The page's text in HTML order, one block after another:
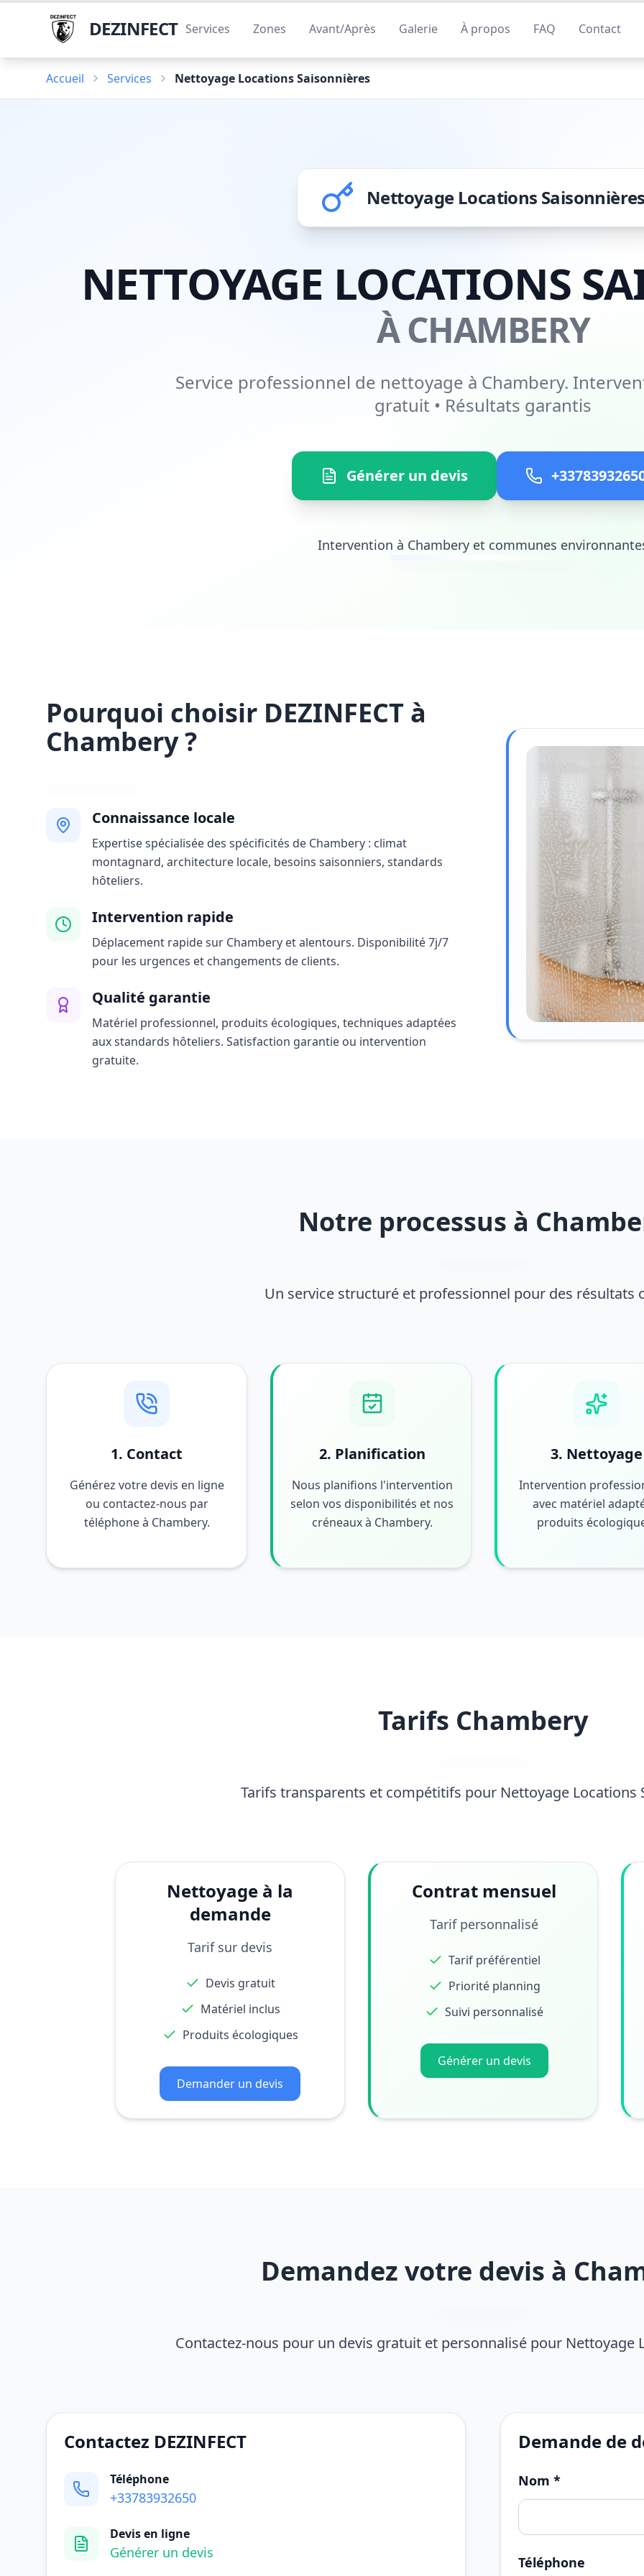
DEZINFECT Services Zones Avant/Après Galerie À propos FAQ Contact
Accueil Services Nettoyage Locations Saisonnières
Nettoyage Locations
NETTOYAGE LOCATIONS
À CHAMBERY
Service professionnel de nettoyage à Chambery.
gratuit • Résultats garantis
Générer un devis
Intervention à Chambery et communes
Pourquoi choisir DEZINFECT à
Chambery ?
Connaissance locale
Expertise spécialisée des spécificités de Chambery : climat
montagnard, architecture locale, besoins saisonniers, standards
hôteliers.
Intervention rapide
Déplacement rapide sur Chambery et alentours. Disponibilité 7j/7
pour les urgences et changements de clients.
Qualité garantie
Matériel professionnel, produits écologiques, techniques adaptées
aux standards hôteliers. Satisfaction garantie ou intervention
gratuite.
Notre processus à
Un service structuré et professionnel pour des résultats
1. Contact
Générez votre devis en ligne
ou contactez-nous par
téléphone à Chambery.
2. Planification
Nous planifions l'intervention
selon vos disponibilités et nos
créneaux à Chambery.
3. Nettoyage
Intervention
avec matériel
produits
Tarifs Chambery
Tarifs transparents et compétitifs pour Nettoyage Locations
Nettoyage à la
demande
Tarif sur devis
Devis gratuit
Matériel inclus
Produits écologiques
Demander un devis
Contrat mensuel
Tarif personnalisé
Tarif préférentiel
Priorité planning
Suivi personnalisé
Générer un devis
Demandez votre devis à
Contactez-nous pour un devis gratuit et personnalisé pour Nettoyage
Contactez DEZINFECT
Téléphone
+33783932650
Devis en ligne
Générer un devis
Demande de
Nom *
Téléphone